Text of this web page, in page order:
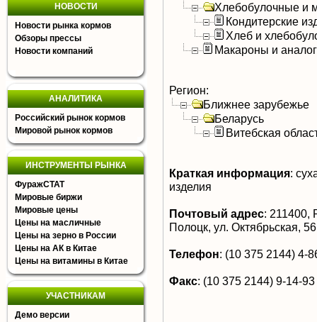
НОВОСТИ
Новости рынка кормов
Обзоры прессы
Новости компаний
АНАЛИТИКА
Российский рынок кормов
Мировой рынок кормов
ИНСТРУМЕНТЫ РЫНКА
ФуражСТАТ
Мировые биржи
Мировые цены
Цены на масличные
Цены на зерно в России
Цены на АК в Китае
Цены на витамины в Китае
УЧАСТНИКАМ
Демо версии
Хлебобулочные и
Кондитерские
Хлеб и
Макароны и
Регион:
Ближнее зарубежье
Беларусь
Витебская
Краткая информация:
изделия
Почтовый адрес: 211400,
Полоцк, ул. Октябрьская, 56
Телефон: (10 375 2144) 4-
Факс: (10 375 2144) 9-14-93